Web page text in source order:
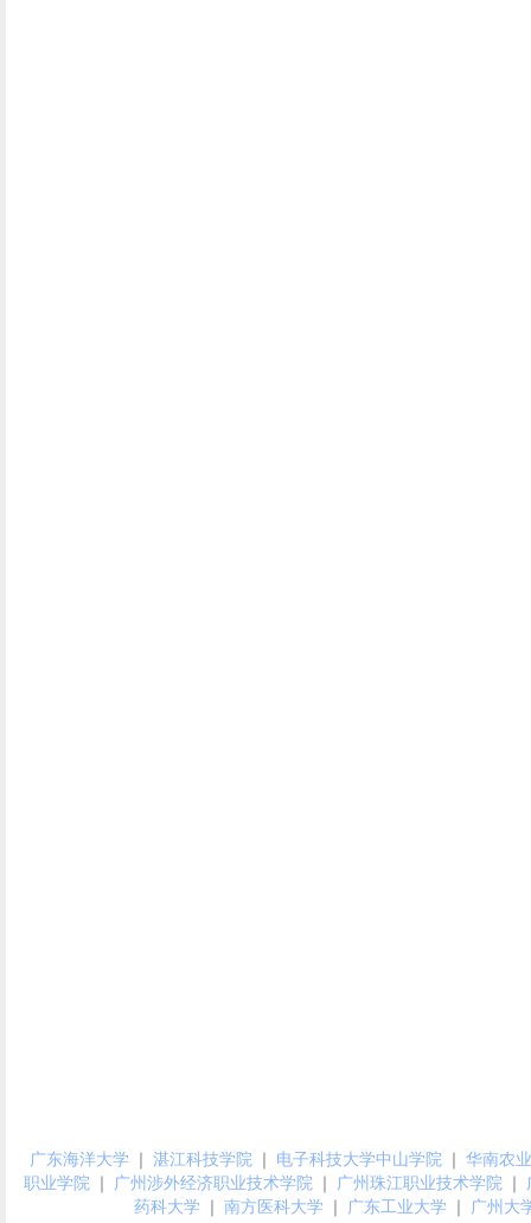
广东海洋大学 湛江科技学院 电子科技大学中山学院
华南农
职业学院
广州涉外经济职业技术学院 广州珠江职业技术学院
药科大学
南方医科大学 广东工业大学
广州大